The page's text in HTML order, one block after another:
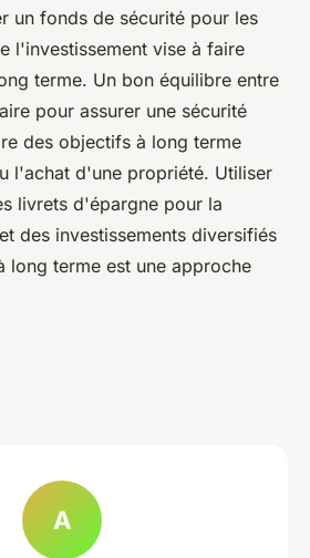
un fonds de sécurité pour les
l'investissement vise à faire
terme. Un bon équilibre entre
pour assurer une sécurité
des objectifs à long terme
l'achat d'une propriété. Utiliser
livrets d'épargne pour la
des investissements diversifiés
long terme est une approche
A